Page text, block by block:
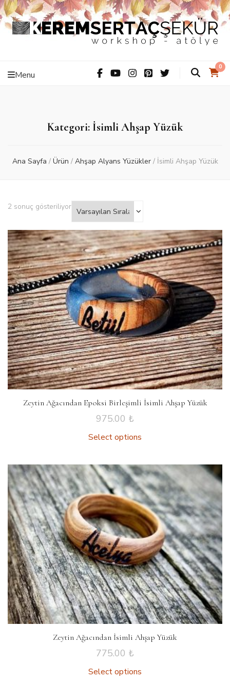
Kerem Sertaç
Workshop –
Atölye
Menu
0
Kategori: İsimli Ahşap Yüzük
Ana Sayfa / Ürün / Ahşap Alyans Yüzükler / İsimli Ahşap Yüzük
2 sonuç gösteriliyor
Zeytin Ağacından Epoksi Birleşimli İsimli Ahşap Yüzük
975.00 ₺
Select options
Zeytin Ağacından İsimli Ahşap Yüzük
775.00 ₺
Select options